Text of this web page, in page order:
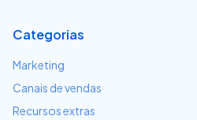
Categorias
Marketing
Canais de vendas
Recursos extras